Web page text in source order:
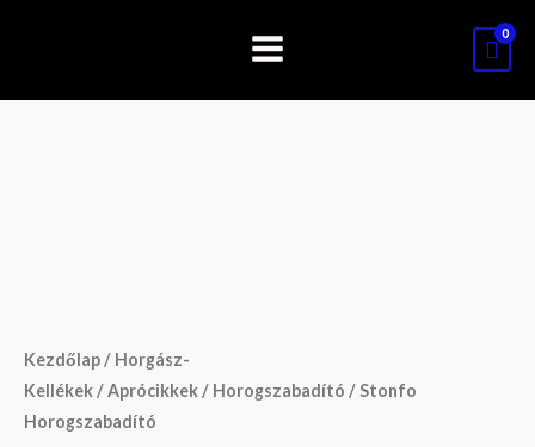
Kezdőlap/ Horgász-
Kellékek/Aprócikkek/ Horogszabadító / Stonfo
Horogszabadító